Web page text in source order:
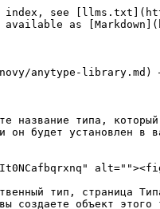
index, see
as
anytype-library.md) —
название типа,
будет установлен в
тип, страница
создаете объект этого